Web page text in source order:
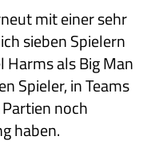
mit einer sehr
sieben Spielern
als Big Man
Spieler, in Teams
noch
haben.